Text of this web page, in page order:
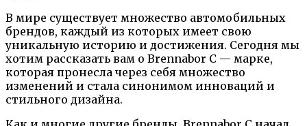
В мире существует множество автомобильных
брендов, каждый из которых имеет свою
уникальную историю и достижения. Сегодня мы
хотим рассказать вам о Brennabor C — марке,
которая пронесла через себя множество
изменений и стала синонимом инноваций и
стильного дизайна.